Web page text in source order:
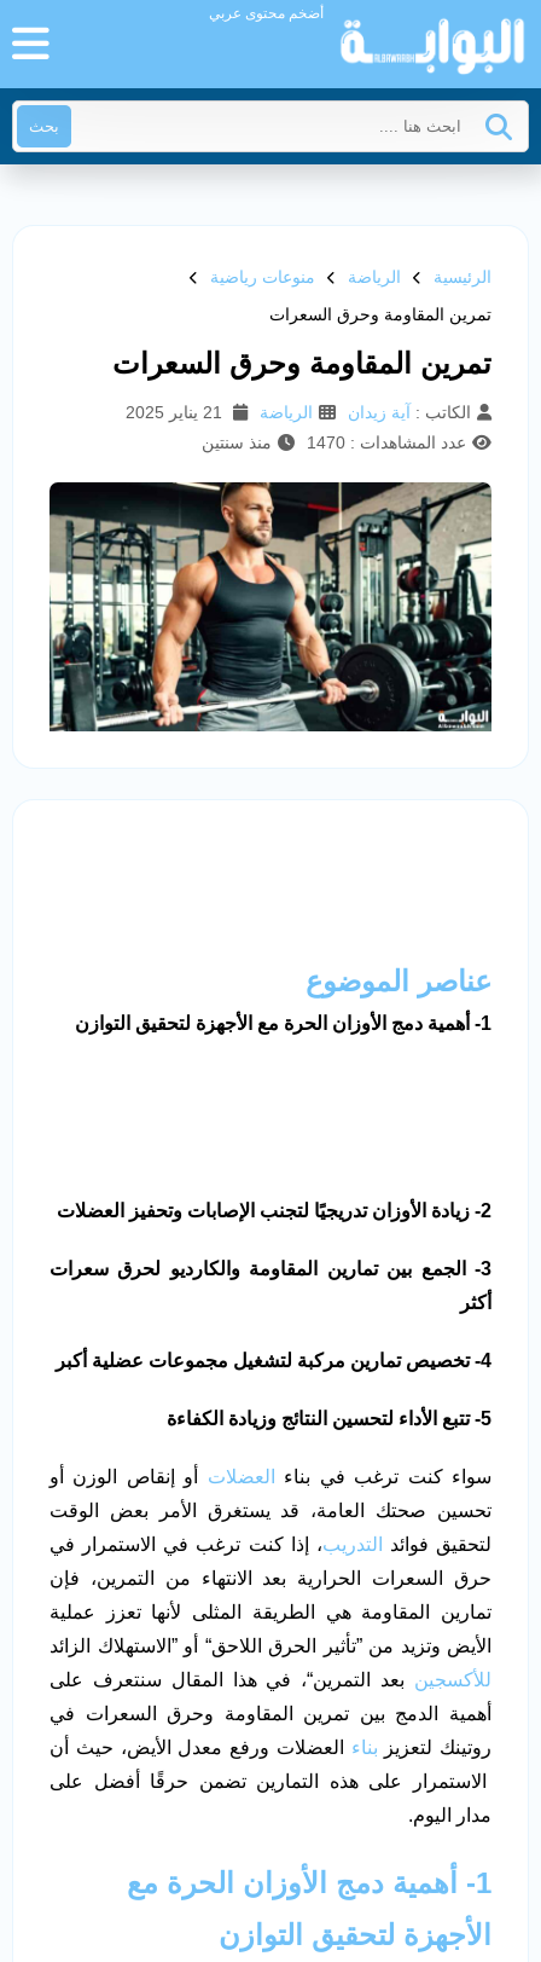
أضخم محتوى عربي
بحث
الرئيسية الرياضة
منوعات رياضية
تمرين المقاومة وحرق السعرات
تمرين المقاومة وحرق السعرات
الكاتب : آية زيدان الرياضة
عدد المشاهدات : 1470
منذ سنتين
عناصر الموضوع
1- أهمية دمج الأوزان الحرة مع الأجهزة لتحقيق التوازن
2- زيادة الأوزان تدريجيًا لتجنب الإصابات وتحفيز العضلات
3- الجمع بين تمارين المقاومة والكارديو لحرق سعرات
أكثر
4- تخصيص تمارين مركبة لتشغيل مجموعات عضلية أكبر
5- تتبع الأداء لتحسين النتائج وزيادة الكفاءة
سواء كنت ترغب في بناء العضلات أو إنقاص الوزن أو
تحسين صحتك العامة، قد يستغرق الأمر بعض الوقت
لتحقيق فوائد
التدريب، إذا كنت ترغب في الاستمرار في
حرق السعرات الحرارية بعد الانتهاء من التمرين، فإن
تمارين المقاومة هي الطريقة المثلى لأنها تعزز عملية
الأيض وتزيد من ”تأثير الحرق اللاحق“ أو ”الاستهلاك الزائد
للأكسجين بعد التمرين“، في هذا المقال سنتعرف على
أهمية الدمج بين تمرين المقاومة وحرق السعرات في
روتينك لتعزيز بناء العضلات ورفع معدل الأيض، حيث أن
الاستمرار على هذه التمارين تضمن حرقًا أفضل على
مدار اليوم.
1- أهمية دمج الأوزان الحرة مع
الأجهزة لتحقيق التوازن